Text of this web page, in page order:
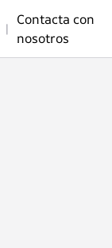
|
Contacta con
nosotros